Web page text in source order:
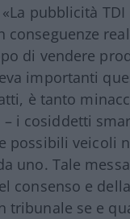
pubblicità TDI
di vendere
importanti
è tanto
i cosiddetti
possibili veicoli
uno. Tale
consenso e
tribunale se e